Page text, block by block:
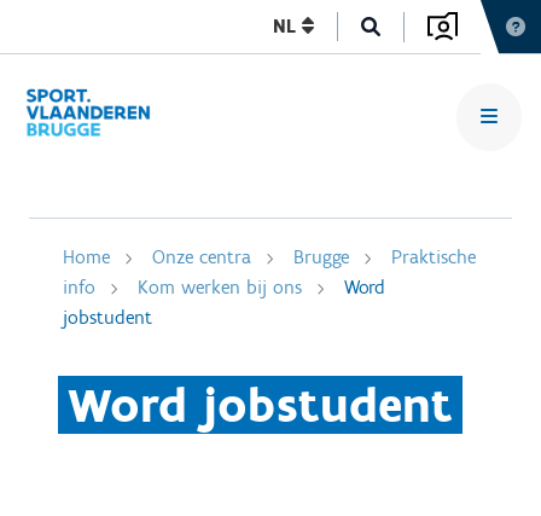
NL
Home Onze centra Brugge
Praktische
info
Kom werken bij ons
Word
jobstudent
Word jobstudent